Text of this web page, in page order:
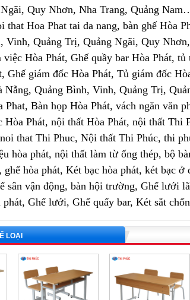
Quy Nhơn, Nha Trang, Quảng
that Hoa Phat tai da nang, bàn ghế Hòa
Vinh, Quảng Trị, Quảng Ngãi, Quy
việc Hòa Phát, Ghế quầy bar Hòa Phát,
Ghế giám đốc Hòa Phát, Tủ giám đốc
Nẵng, Quảng Bình, Vinh, Quảng Trị,
Phat, Bàn họp Hòa Phát, vách ngăn văn
Phát, nội thất Hòa Phát, nội thất Thi
that Thi Phuc, Nội thất Thi Phúc, thi
hòa phát, nội thất làm từ ống thép, bộ
ghế hòa phát, Két bạc hòa phát, két bạc
sân vận động, bàn hội trường, Ghế lưới
Ghế lưới, Ghế quấy bar, Két sắt
LOẠI